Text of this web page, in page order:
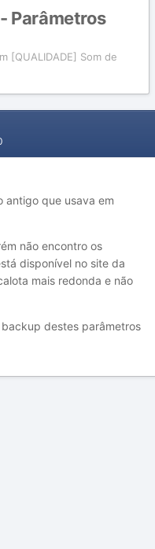
Parâmetros
[QUALIDADE] Som de
antigo que usava em
não encontro os
disponível no site da
mais redonda e não
destes parâmetros